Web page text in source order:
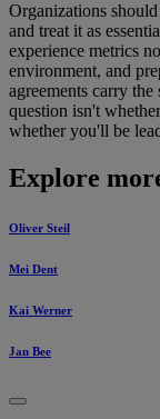
Organizations
and treat it as
experience metrics
environment, and
agreements carry
question isn't
whether you'll be
Explore
Oliver Steil
Mei Dent
Kai Werner
Jan Bee